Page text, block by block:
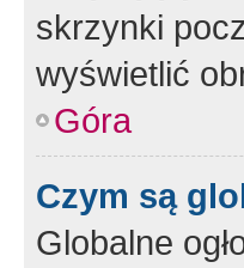
skrzynki
wyświetlić
Góra
Czym są
Globalne